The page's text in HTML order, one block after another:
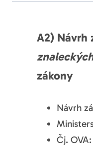
A2) Návrh
zákony
Návrh
Čj.